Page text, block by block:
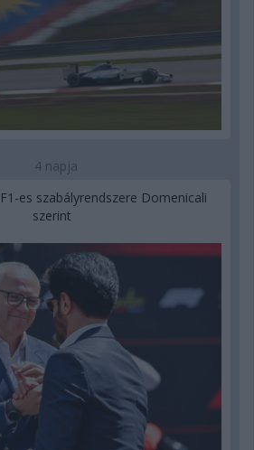
4 napja
es szabályrendszere Domenicali
szerint